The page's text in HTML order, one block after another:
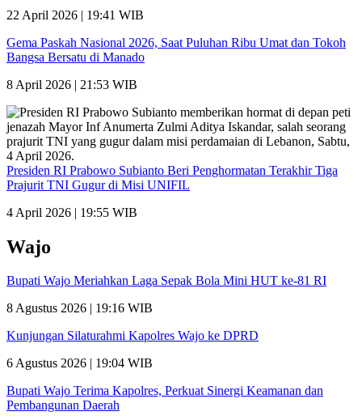
22 April 2026 | 19:41 WIB
Gema Paskah Nasional 2026, Saat Puluhan Ribu Umat dan Tokoh
Bangsa Bersatu di Manado
8 April 2026 | 21:53 WIB
Presiden RI Prabowo Subianto Beri Penghormatan Terakhir Tiga
Prajurit TNI Gugur di Misi UNIFIL
4 April 2026 | 19:55 WIB
Wajo
Bupati Wajo Meriahkan Laga Sepak Bola Mini HUT ke-81 RI
8 Agustus 2026 | 19:16 WIB
Kunjungan Silaturahmi Kapolres Wajo ke DPRD
6 Agustus 2026 | 19:04 WIB
Bupati Wajo Terima Kapolres, Perkuat Sinergi Keamanan dan
Pembangunan Daerah